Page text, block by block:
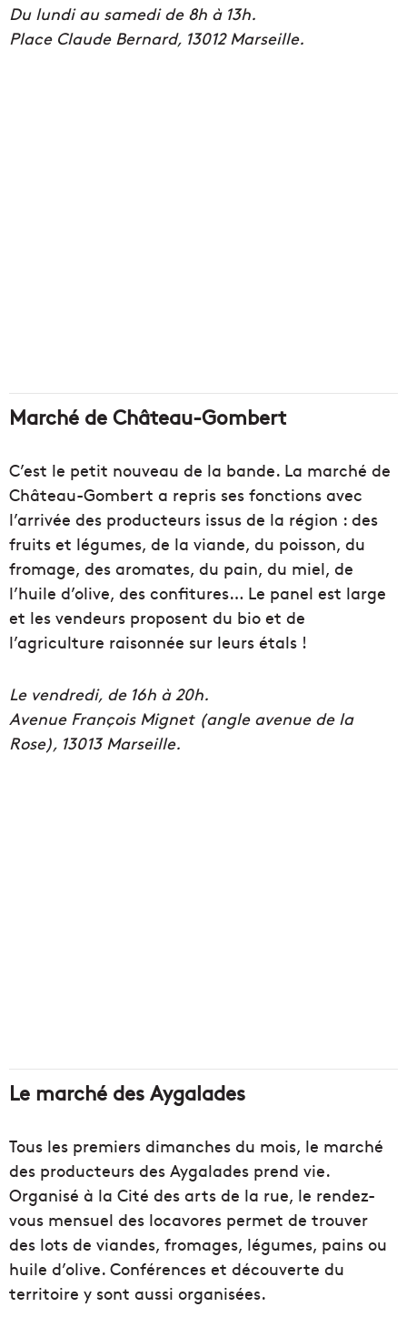
Du lundi au samedi de 8h à 13h.
Place Claude Bernard, 13012 Marseille.
et les vendeurs proposent du bio et de
Le vendredi, de 16h à 20h.
Avenue François Mignet (angle avenue de la
Rose), 13013 Marseille.
Le marché des Aygalades